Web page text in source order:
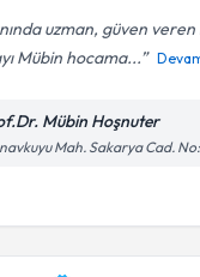
uzman, güven
Mübin hocama...
Mübin Hoşnuter
Mah. Sakarya Cad.